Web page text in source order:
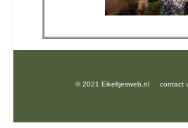
© 2021 Eikeltjesweb.nl contact